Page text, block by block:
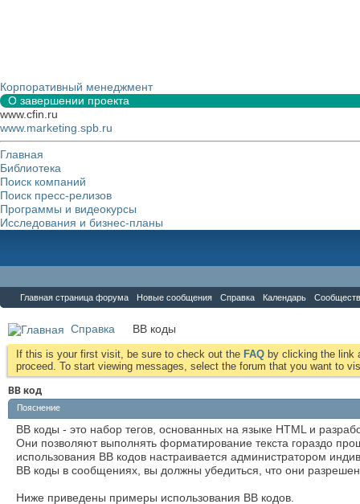
Корпоративный менеджмент
О завершении проекта
www.cfin.ru
www.marketing.spb.ru
Главная
Библиотека
Поиск компаний
Поиск пресс-релизов
Программы и видеокурсы
Исследования и бизнес-планы
Главная страница форума Новые сообщения Справка Календарь
Справка BB коды
If this is your first visit, be sure to check out the FAQ by clicking the link
proceed. To start viewing messages, select the forum that you want to
BB код
Пояснение
BB коды - это набор тегов, основанных на языке HTML и
Они позволяют выполнять форматирование текста гораздо
использования BB кодов настраивается администратором
BB коды в сообщениях, вы должны убедиться, что они
Ниже приведены примеры использования BB кодов.